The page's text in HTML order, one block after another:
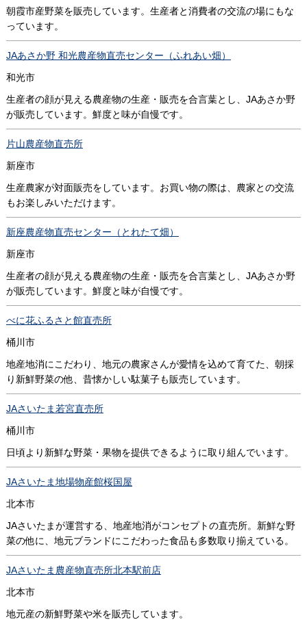
朝霞市産野菜を販売しています。生産者と消費者の交流の場にもな
っています。
JAあさか野 和光農産物直売センター（ふれあい畑）
和光市
生産者の顔が見える農産物の生産・販売を合言葉とし、JAあさか野
が販売しています。鮮度と味が自慢です。
片山農産物直売所
新座市
生産農家が対面販売をしています。お買い物の際は、農家との交流
もお楽しみいただけます。
新座農産物直売センター（とれたて畑）
新座市
生産者の顔が見える農産物の生産・販売を合言葉とし、JAあさか野
が販売しています。鮮度と味が自慢です。
べに花ふるさと館直売所
桶川市
地産地消にこだわり、地元の農家さんが愛情を込めて育てた、朝採
り新鮮野菜の他、昔懐かしい駄菓子も販売しています。
JAさいたま若宮直売所
桶川市
日頃より新鮮な野菜・果物を提供できるように取り組んでいます。
JAさいたま地場物産館桜国屋
北本市
JAさいたまが運営する、地産地消がコンセプトの直売所。新鮮な野
菜の他に、地元ブランドにこだわった食品も多数取り揃えている。
JAさいたま農産物直売所北本駅前店
北本市
地元産の新鮮野菜や米を販売しています。